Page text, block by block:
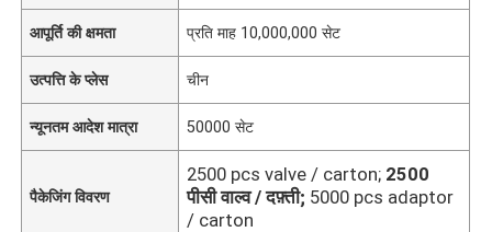
आपूर्ति की क्षमता प्रति माह 10,000,000 सेट
उत्पत्ति के प्लेस चीन
न्यूनतम आदेश मात्रा 50000 सेट
पैकेजिंग विवरण
2500 pcs valve / carton; 2500
पीसी वाल्व / दफ़्ती; 5000 pcs adaptor
/ carton